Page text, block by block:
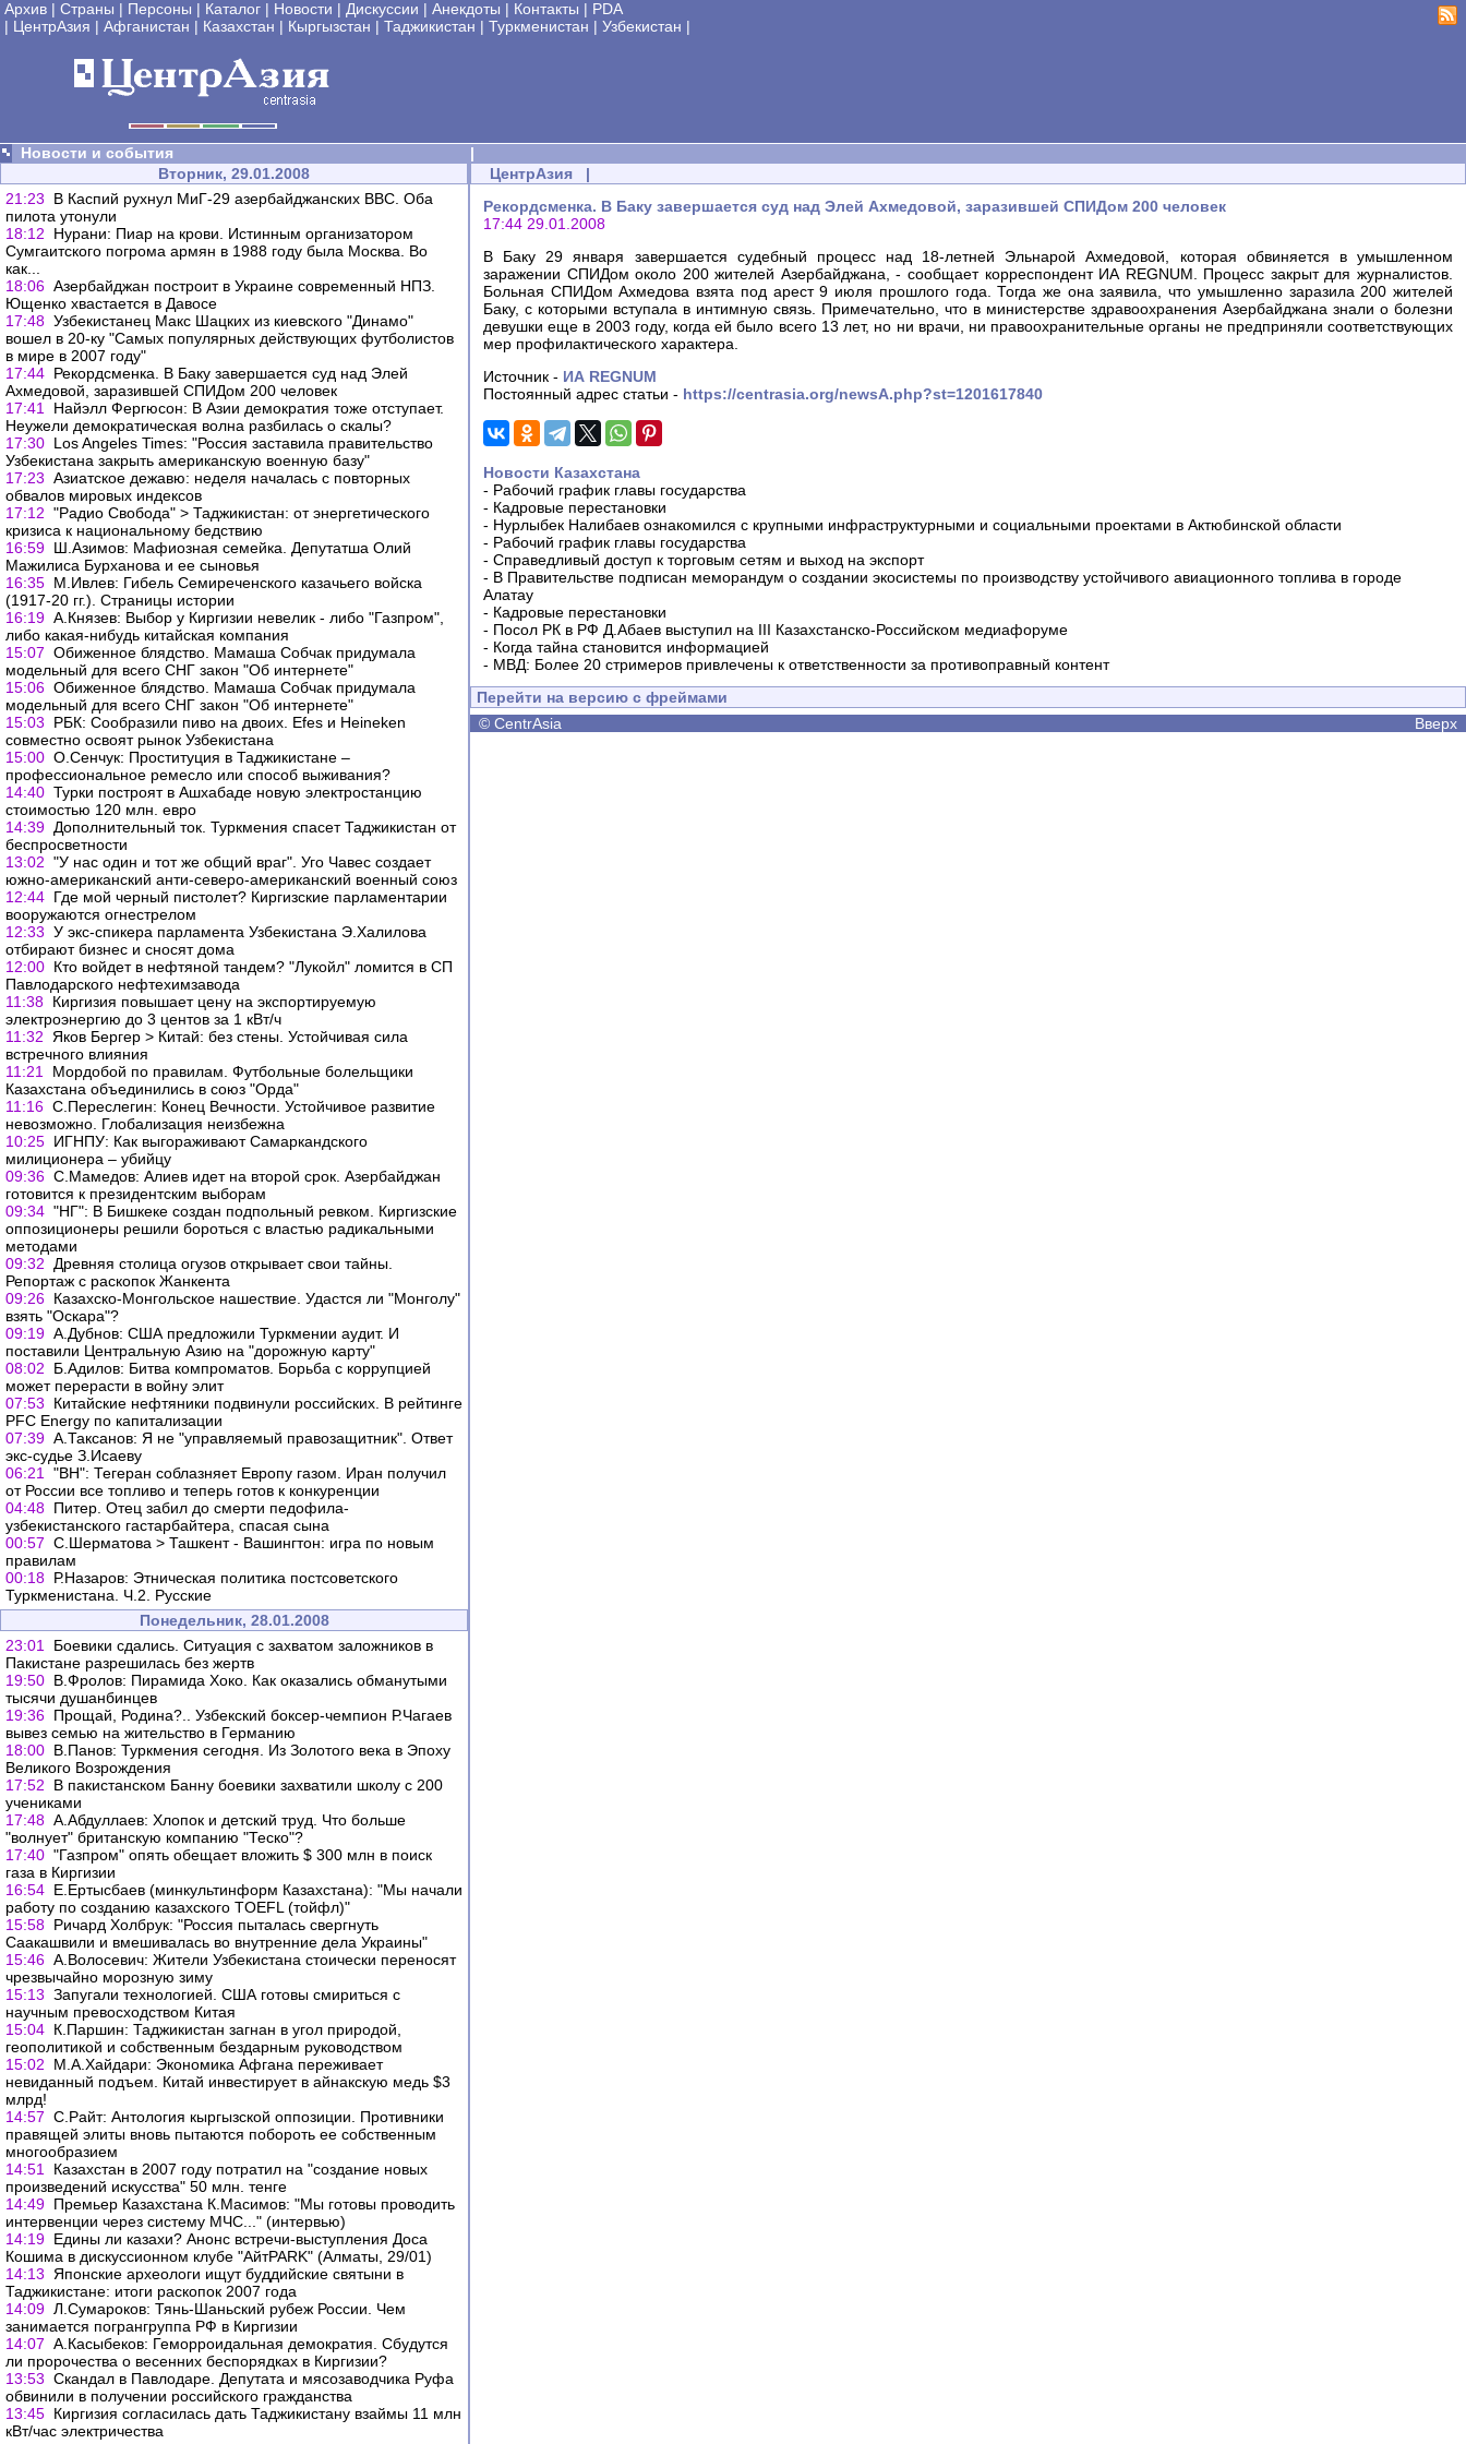
Архив | Страны | Персоны | Каталог | Новости | Дискуссии | Анекдоты | Контакты | PDA
| ЦентрАзия | Афганистан | Казахстан | Кыргызстан | Таджикистан | Туркменистан | Узбекистан |
Новости и события
|
Вторник, 29.01.2008
21:23
В Каспий рухнул МиГ-29 азербайджанских ВВС. Оба
пилота утонули
18:12
Нурани: Пиар на крови. Истинным организатором
Сумгаитского погрома армян в 1988 году была Москва. Во
как...
18:06 Азербайджан построит в Украине современный НПЗ.
Ющенко хвастается в Давосе
17:48 Узбекистанец Макс Шацких из киевского "Динамо"
вошел в 20-ку "Самых популярных действующих футболистов
в мире в 2007 году"
17:44 Рекордсменка. В Баку завершается суд над Элей
Ахмедовой, заразившей СПИДом 200 человек
17:41
Найэлл Фергюсон: В Азии демократия тоже отступает.
Неужели демократическая волна разбилась о скалы?
17:30 Los Angeles Times: "Россия заставила правительство
Узбекистана закрыть американскую военную базу"
17:23 Азиатское дежавю: неделя началась с повторных
обвалов мировых индексов
17:12 "Радио Свобода" > Таджикистан: от энергетического
кризиса к национальному бедствию
16:59 Ш.Азимов: Мафиозная семейка. Депутатша Олий
Мажилиса Бурханова и ее сыновья
16:35 М.Ивлев: Гибель Семиреченского казачьего войска
(1917-20 гг.). Страницы истории
16:19 А.Князев: Выбор у Киргизии невелик - либо "Газпром",
либо какая-нибудь китайская компания
15:07 Обиженное блядство. Мамаша Собчак придумала
модельный для всего СНГ закон "Об интернете"
15:06 Обиженное блядство. Мамаша Собчак придумала
модельный для всего СНГ закон "Об интернете"
15:03
РБК: Сообразили пиво на двоих. Efes и Heineken
совместно освоят рынок Узбекистана
15:00 О.Сенчук: Проституция в Таджикистане –
профессиональное ремесло или способ выживания?
14:40 Турки построят в Ашхабаде новую электростанцию
стоимостью 120 млн. евро
14:39 Дополнительный ток. Туркмения спасет Таджикистан от
беспросветности
13:02 "У нас один и тот же общий враг". Уго Чавес создает
южно-американский анти-северо-американский военный союз
12:44 Где мой черный пистолет? Киргизские парламентарии
вооружаются огнестрелом
12:33 У экс-спикера парламента Узбекистана Э.Халилова
отбирают бизнес и сносят дома
12:00 Кто войдет в нефтяной тандем? "Лукойл" ломится в СП
Павлодарского нефтехимзавода
11:38 Киргизия повышает цену на экспортируемую
электроэнергию до 3 центов за 1 кВт/ч
11:32
Яков Бергер > Китай: без стены. Устойчивая сила
встречного влияния
11:21
Мордобой по правилам. Футбольные болельщики
Казахстана объединились в союз "Орда"
11:16 С.Переслегин: Конец Вечности. Устойчивое развитие
невозможно. Глобализация неизбежна
10:25 ИГНПУ: Как выгораживают Самаркандского
милиционера – убийцу
09:36 С.Мамедов: Алиев идет на второй срок. Азербайджан
готовится к президентским выборам
09:34 "НГ": В Бишкеке создан подпольный ревком. Киргизские
оппозиционеры решили бороться с властью радикальными
методами
09:32
Древняя столица огузов открывает свои тайны.
Репортаж с раскопок Жанкента
09:26 Казахско-Монгольское нашествие. Удастся ли "Монголу"
взять "Оскара"?
09:19 А.Дубнов: США предложили Туркмении аудит. И
поставили Центральную Азию на "дорожную карту"
08:02
Б.Адилов: Битва компроматов. Борьба с коррупцией
может перерасти в войну элит
07:53
Китайские нефтяники подвинули российских. В рейтинге
PFC Energy по капитализации
07:39 А.Таксанов: Я не "управляемый правозащитник". Ответ
экс-судье З.Исаеву
06:21
"ВН": Тегеран соблазняет Европу газом. Иран получил
от России все топливо и теперь готов к конкуренции
04:48 Питер. Отец забил до смерти педофила-
узбекистанского гастарбайтера, спасая сына
00:57 С.Шерматова > Ташкент - Вашингтон: игра по новым
правилам
00:18 Р.Назаров: Этническая политика постсоветского
Туркменистана. Ч.2. Русские
Понедельник, 28.01.2008
23:01
Боевики сдались. Ситуация с захватом заложников в
Пакистане разрешилась без жертв
19:50 В.Фролов: Пирамида Хоко. Как оказались обманутыми
тысячи душанбинцев
19:36 Прощай, Родина?.. Узбекский боксер-чемпион Р.Чагаев
вывез семью на жительство в Германию
18:00 В.Панов: Туркмения сегодня. Из Золотого века в Эпоху
Великого Возрождения
17:52
В пакистанском Банну боевики захватили школу с 200
учениками
17:48 А.Абдуллаев: Хлопок и детский труд. Что больше
"волнует" британскую компанию "Теско"?
17:40 "Газпром" опять обещает вложить $ 300 млн в поиск
газа в Киргизии
16:54 Е.Ертысбаев (минкультинформ Казахстана): "Мы начали
работу по созданию казахского TOEFL (тойфл)"
15:58 Ричард Холбрук: "Россия пыталась свергнуть
Саакашвили и вмешивалась во внутренние дела Украины"
15:46 А.Волосевич: Жители Узбекистана стоически переносят
чрезвычайно морозную зиму
15:13 Запугали технологией. США готовы смириться с
научным превосходством Китая
15:04 К.Паршин: Таджикистан загнан в угол природой,
геополитикой и собственным бездарным руководством
15:02
М.А.Хайдари: Экономика Афгана переживает
невиданный подъем. Китай инвестирует в айнакскую медь $3
млрд!
14:57 С.Райт: Антология кыргызской оппозиции. Противники
правящей элиты вновь пытаются побороть ее собственным
многообразием
14:51
Казахстан в 2007 году потратил на "создание новых
произведений искусства" 50 млн. тенге
14:49 Премьер Казахстана К.Масимов: "Мы готовы проводить
интервенции через систему МЧС..." (интервью)
14:19 Едины ли казахи? Анонс встречи-выступления Доса
Кошима в дискуссионном клубе "АйтPARK" (Алматы, 29/01)
14:13
Японские археологи ищут буддийские святыни в
Таджикистане: итоги раскопок 2007 года
14:09 Л.Сумароков: Тянь-Шаньский рубеж России. Чем
занимается погрангруппа РФ в Киргизии
14:07 А.Касыбеков: Геморроидальная демократия. Сбудутся
ли пророчества о весенних беспорядках в Киргизии?
13:53 Скандал в Павлодаре. Депутата и мясозаводчика Руфа
обвинили в получении российского гражданства
13:45 Киргизия согласилась дать Таджикистану взаймы 11 млн
кВт/час электричества
ЦентрАзия |
Рекордсменка. В Баку завершается суд над Элей Ахмедовой, заразившей СПИДом 200 человек
17:44 29.01.2008
В Баку 29 января завершается судебный процесс над 18-летней Эльнарой Ахмедовой, которая обвиняется в умышленном
заражении СПИДом около 200 жителей Азербайджана, - сообщает корреспондент ИА REGNUM. Процесс закрыт для журналистов.
Больная СПИДом Ахмедова взята под арест 9 июля прошлого года. Тогда же она заявила, что умышленно заразила 200 жителей
Баку, с которыми вступала в интимную связь. Примечательно, что в министерстве здравоохранения Азербайджана знали о болезни
девушки еще в 2003 году, когда ей было всего 13 лет, но ни врачи, ни правоохранительные органы не предприняли соответствующих
мер профилактического характера.
Источник - ИА REGNUM
Постоянный адрес статьи - https://centrasia.org/newsA.php?st=1201617840
Новости Казахстана
- Рабочий график главы государства
- Кадровые перестановки
- Нурлыбек Налибаев ознакомился с крупными инфраструктурными и социальными проектами в Актюбинской области
- Рабочий график главы государства
- Справедливый доступ к торговым сетям и выход на экспорт
- В Правительстве подписан меморандум о создании экосистемы по производству устойчивого авиационного топлива в городе
Алатау
- Кадровые перестановки
- Посол РК в РФ Д.Абаев выступил на III Казахстанско-Российском медиафоруме
- Когда тайна становится информацией
- МВД: Более 20 стримеров привлечены к ответственности за противоправный контент
Перейти на версию с фреймами
© CentrAsia Вверх